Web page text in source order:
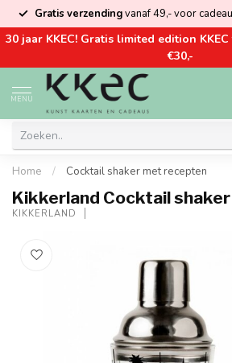
Gratis verzendingvanaf 49,- voor
30 jaar KKEC! Gratis limited edition
€30,-
MENU
Home / Cocktail shaker met recepten
Kikkerland Cocktail
KIKKERLAND